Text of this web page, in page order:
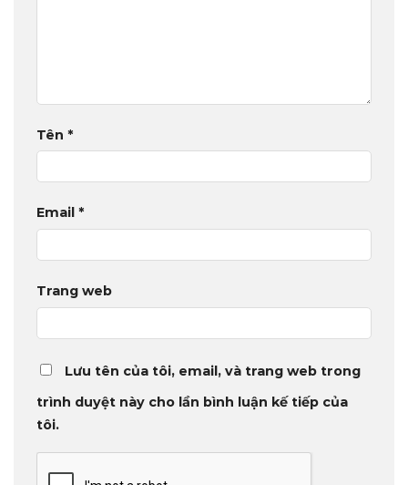
Tên *
Email *
Trang web
Lưu tên của tôi, email, và trang web trong
trình duyệt này cho lần bình luận kế tiếp của
tôi.